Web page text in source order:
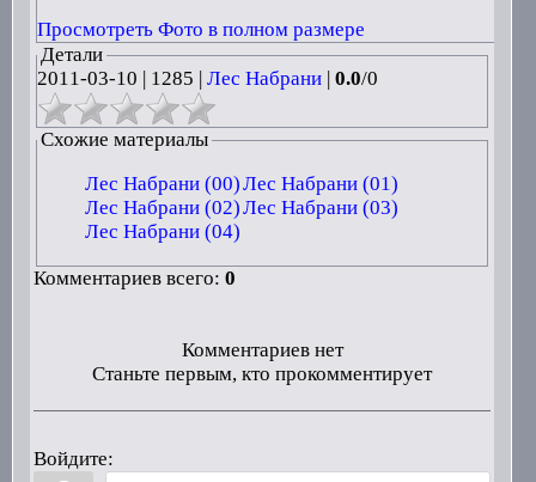
Просмотреть Фото в полном размере
Детали
2011-03-10 | 1285 | Лес Набрани | 0.0/0
Схожие материалы
Лес Набрани (00)Лес Набрани (01)
Лес Набрани (02)Лес Набрани (03)
Лес Набрани (04)
Комментариев всего: 0
Комментариев нет
Станьте первым, кто прокомментирует
Войдите: